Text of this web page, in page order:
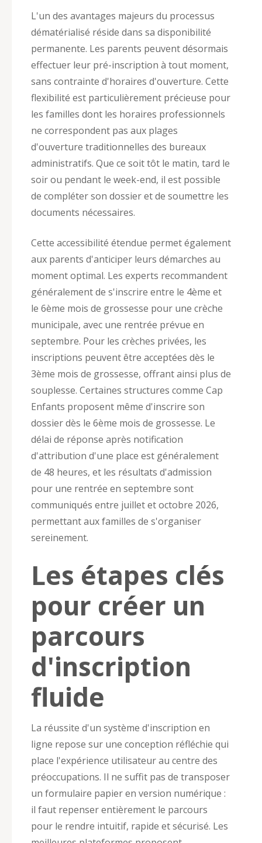
L'un des avantages majeurs du processus
dématérialisé réside dans sa disponibilité
permanente. Les parents peuvent désormais
effectuer leur pré-inscription à tout moment,
sans contrainte d'horaires d'ouverture. Cette
flexibilité est particulièrement précieuse pour
les familles dont les horaires professionnels
ne correspondent pas aux plages
d'ouverture traditionnelles des bureaux
administratifs. Que ce soit tôt le matin, tard le
soir ou pendant le week-end, il est possible
de compléter son dossier et de soumettre les
documents nécessaires.
Cette accessibilité étendue permet également
aux parents d'anticiper leurs démarches au
moment optimal. Les experts recommandent
généralement de s'inscrire entre le 4ème et
le 6ème mois de grossesse pour une crèche
municipale, avec une rentrée prévue en
septembre. Pour les crèches privées, les
inscriptions peuvent être acceptées dès le
3ème mois de grossesse, offrant ainsi plus de
souplesse. Certaines structures comme Cap
Enfants proposent même d'inscrire son
dossier dès le 6ème mois de grossesse. Le
délai de réponse après notification
d'attribution d'une place est généralement
de 48 heures, et les résultats d'admission
pour une rentrée en septembre sont
communiqués entre juillet et octobre 2026,
permettant aux familles de s'organiser
sereinement.
Les étapes clés
pour créer un
parcours
d'inscription
fluide
La réussite d'un système d'inscription en
ligne repose sur une conception réfléchie qui
place l'expérience utilisateur au centre des
préoccupations. Il ne suffit pas de transposer
un formulaire papier en version numérique :
il faut repenser entièrement le parcours
pour le rendre intuitif, rapide et sécurisé. Les